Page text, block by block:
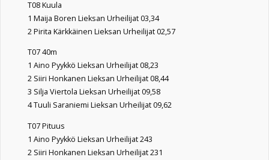
T08 Kuula
1 Maija Boren Lieksan Urheilijat 03,34
2 Pirita Kärkkäinen Lieksan Urheilijat 02,57
T07 40m
1 Aino Pyykkö Lieksan Urheilijat 08,23
2 Siiri Honkanen Lieksan Urheilijat 08,44
3 Silja Viertola Lieksan Urheilijat 09,58
4 Tuuli Saraniemi Lieksan Urheilijat 09,62
T07 Pituus
1 Aino Pyykkö Lieksan Urheilijat 243
2 Siiri Honkanen Lieksan Urheilijat 231